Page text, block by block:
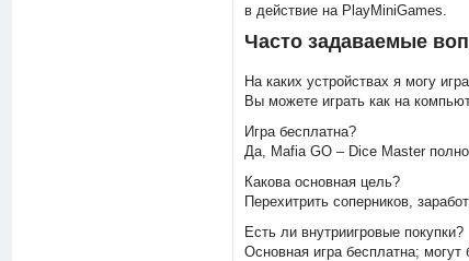
в действие на PlayMiniGames.
Часто задаваемые
На каких устройствах я могу
Вы можете играть как на
Игра бесплатна?
Да, Mafia GO – Dice Master
Какова основная цель?
Перехитрить соперников,
Есть ли внутриигровые покупки?
Основная игра бесплатна;